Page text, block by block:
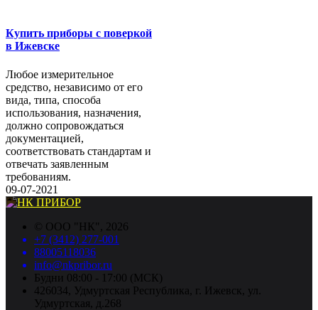
Купить приборы с поверкой
в Ижевске
Любое измерительное
средство, независимо от его
вида, типа, способа
использования, назначения,
должно сопровождаться
документацией,
соответствовать стандартам и
отвечать заявленным
требованиям.
09-07-2021
© ООО "НК", 2026
+7 (3412) 277-001
88005118036
info@nkpribor.ru
Будни 08:00 - 17:00 (МСК)
426034, Удмуртская Республика, г. Ижевск, ул.
Удмуртская, д.268